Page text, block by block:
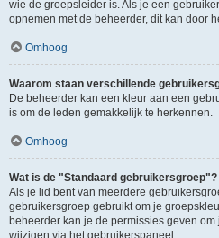
wie de groepsleider is. Als je een
opnemen met de beheerder, dit kan door
Omhoog
Waarom staan verschillende
De beheerder kan een kleur aan een
is om de leden gemakkelijk te herkennen.
Omhoog
Wat is de "Standaard gebruikersgroep"?
Als je lid bent van meerdere
gebruikersgroep gebruikt om je
beheerder kan je de permissies geven
wijzigen via het gebruikerspaneel.